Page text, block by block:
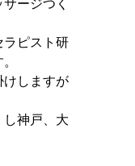
ージつく
ラピスト研
けしますが
神戸、大